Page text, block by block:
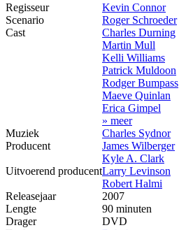
Regisseur
Kevin Connor
Scenario
Roger Schroeder
Cast
Charles Durning
Martin Mull
Kelli Williams
Patrick Muldoon
Rodger Bumpass
Maeve Quinlan
Erica Gimpel
» meer
Muziek
Charles Sydnor
Producent
James Wilberger
Kyle A. Clark
Uitvoerend producentLarry Levinson
Robert Halmi
Releasejaar
2007
Lengte
90 minuten
Drager
DVD